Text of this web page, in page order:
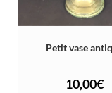
Petit vase
10,00€